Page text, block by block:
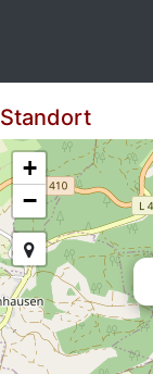
Standort
+
−